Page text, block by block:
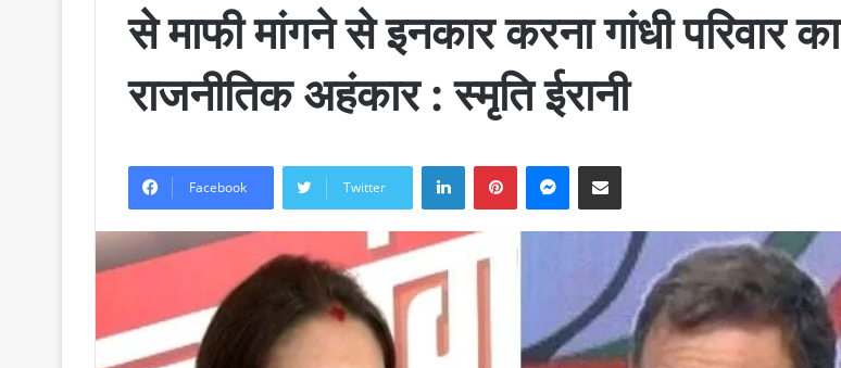
से माफी मांगने से इनकार करना गांधी परिवार का
राजनीतिक अहंकार : स्मृति ईरानी
Facebook Twitter